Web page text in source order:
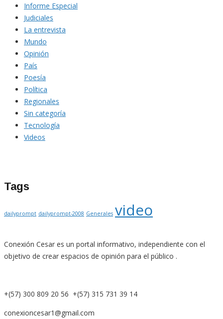
Informe Especial
Judiciales
La entrevista
Mundo
Opinión
País
Poesía
Política
Regionales
Sin categoría
Tecnología
Videos
Tags
dailyprompt dailyprompt-2008 Generales video
Conexión Cesar es un portal informativo, independiente con el
objetivo de crear espacios de opinión para el público .
+(57) 300 809 20 56 +(57) 315 731 39 14
conexioncesar1@gmail.com